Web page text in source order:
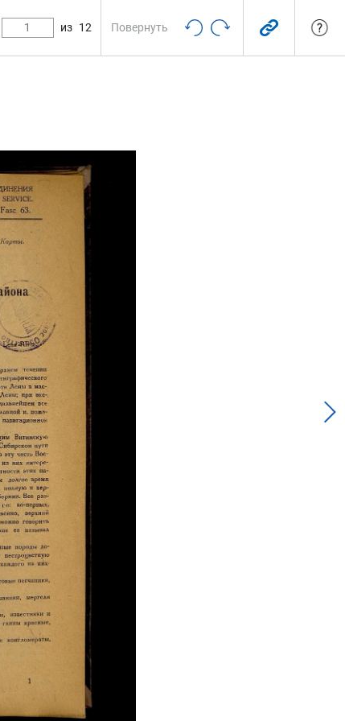
из 12 Повернуть